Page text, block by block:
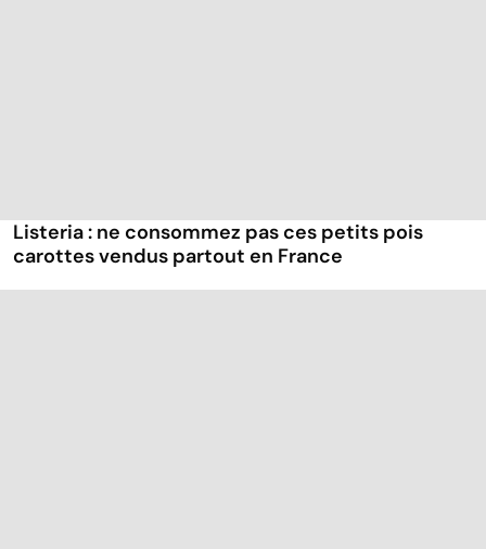
Listeria : ne consommez pas ces petits pois
carottes vendus partout en France